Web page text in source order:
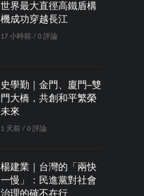
世界最大直徑高鐵盾構
機成功穿越長江
17 小時前 / 0 評論
史學勤｜金門、廈門─雙
門大橋，共創和平繁榮
未來
1 天前 / 0 評論
楊建業｜台灣的「兩快
一慢」：民進黨對社會
治理的確不在行